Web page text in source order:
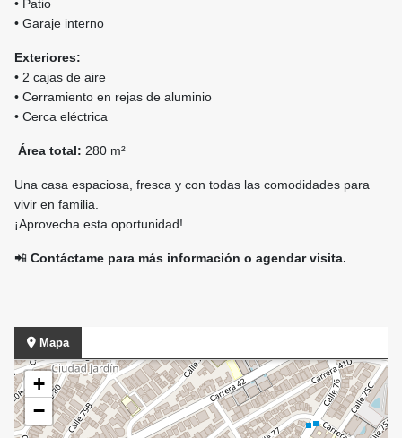
• Patio
• Garaje interno
Exteriores:
• 2 cajas de aire
• Cerramiento en rejas de aluminio
• Cerca eléctrica
Área total: 280 m²
Una casa espaciosa, fresca y con todas las comodidades para
vivir en familia.
¡Aprovecha esta oportunidad!
📲 Contáctame para más información o agendar visita.
Mapa
+
−